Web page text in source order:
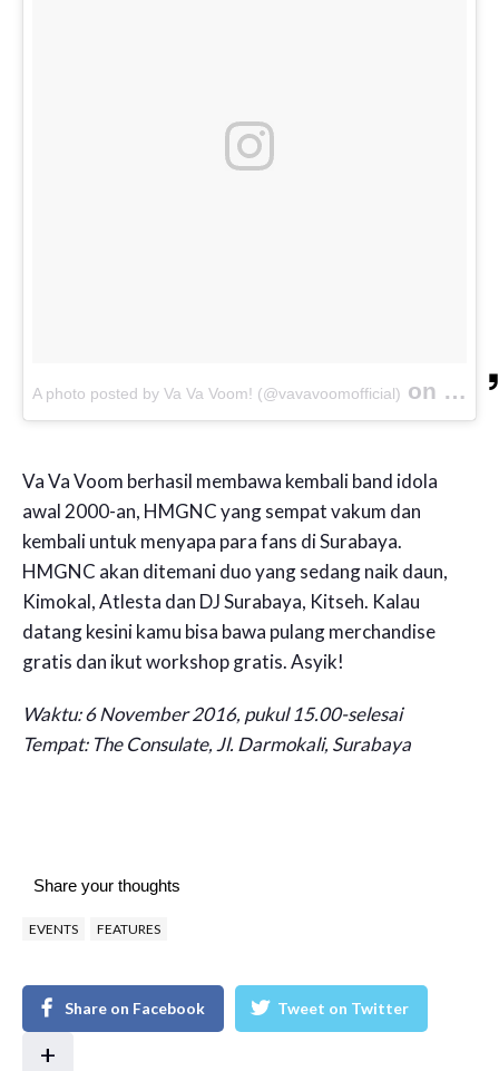
A photo posted by Va Va Voom! (@vavavoomofficial) on Oct
Va Va Voom berhasil membawa kembali band idola
awal 2000-an, HMGNC yang sempat vakum dan
kembali untuk menyapa para fans di Surabaya.
HMGNC akan ditemani duo yang sedang naik daun,
Kimokal, Atlesta dan DJ Surabaya, Kitseh. Kalau
datang kesini kamu bisa bawa pulang merchandise
gratis dan ikut workshop gratis. Asyik!
Waktu: 6 November 2016, pukul 15.00-selesai
Tempat: The Consulate, Jl. Darmokali, Surabaya
Share your thoughts
EVENTS FEATURES
Share on Facebook Tweet on Twitter
+